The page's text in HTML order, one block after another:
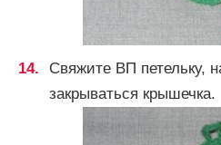
Свяжите ВП петельку,
закрываться крышечка.